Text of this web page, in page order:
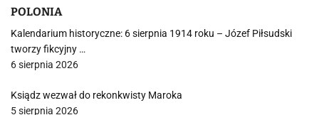
POLONIA
Kalendarium historyczne: 6 sierpnia 1914 roku – Józef Piłsudski
tworzy fikcyjny …
6 sierpnia 2026
Ksiądz wezwał do rekonkwisty Maroka
5 sierpnia 2026